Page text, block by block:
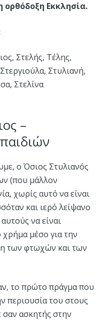
ορθόδοξη Εκκλησία.
Στελής, Τέλης,
Στυλιανή,
Στελίνα
–
ο Όσιος Στυλιανός
(που μάλλον
χωρίς αυτό να είναι
και ιερό λείψανο
να είναι
χρήμα μέσο για την
των φτωχών και των
το πρώτο πράγμα που
περιουσία του στους
σαν ασκητής στην